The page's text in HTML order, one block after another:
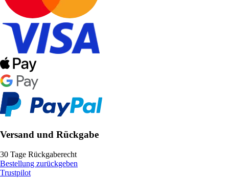
Versand und Rückgabe
30 Tage Rückgaberecht
Bestellung zurückgeben
Trustpilot